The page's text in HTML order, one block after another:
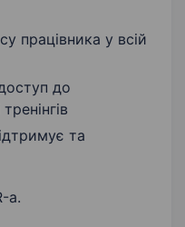
працівника у всій
до
та
а.